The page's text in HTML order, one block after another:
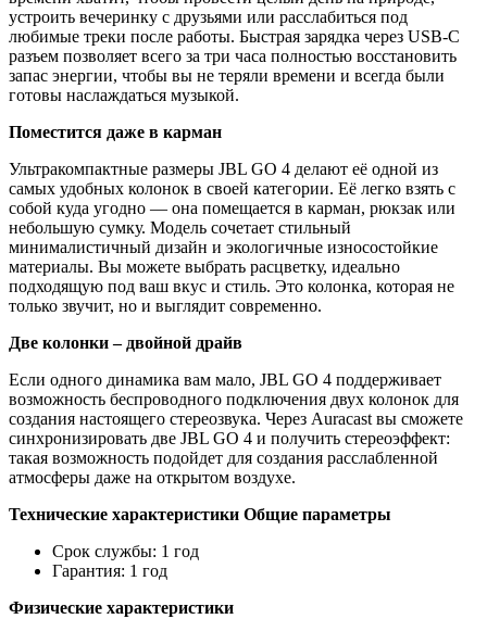
устроить вечеринку с друзьями или расслабиться под
любимые треки после работы. Быстрая зарядка через USB-C
разъем позволяет всего за три часа полностью восстановить
запас энергии, чтобы вы не теряли времени и всегда были
готовы наслаждаться музыкой.
Поместится даже в карман
Ультракомпактные размеры JBL GO 4 делают её одной из
самых удобных колонок в своей категории. Её легко взять с
собой куда угодно — она помещается в карман, рюкзак или
небольшую сумку. Модель сочетает стильный
минималистичный дизайн и экологичные износостойкие
материалы. Вы можете выбрать расцветку, идеально
подходящую под ваш вкус и стиль. Это колонка, которая не
только звучит, но и выглядит современно.
Две колонки – двойной драйв
Если одного динамика вам мало, JBL GO 4 поддерживает
возможность беспроводного подключения двух колонок для
создания настоящего стереозвука. Через Auracast вы сможете
синхронизировать две JBL GO 4 и получить стереоэффект:
такая возможность подойдет для создания расслабленной
атмосферы даже на открытом воздухе.
Технические характеристики Общие параметры
Срок службы: 1 год
Гарантия: 1 год
Физические характеристики